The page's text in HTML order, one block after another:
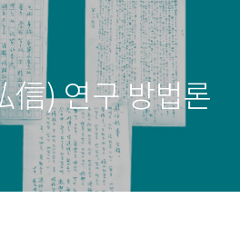
信) 연구 방법론